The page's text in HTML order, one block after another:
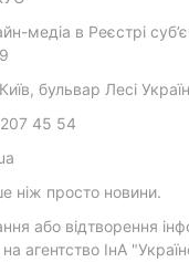
медіа в Реєстрі
бульвар Лесі
45 54
ніж просто новини.
або відтворення
агентство ІнА